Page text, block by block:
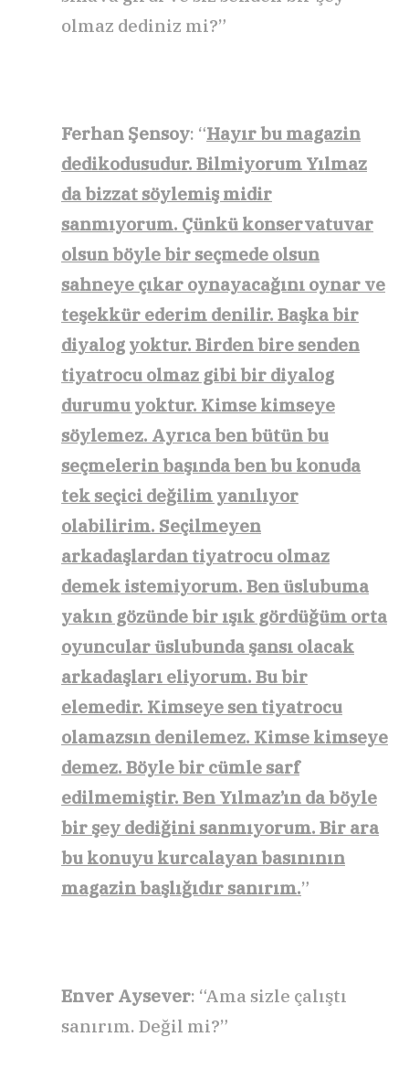
olmaz dediniz mi?”
Ferhan Şensoy: “Hayır bu magazin
dedikodusudur. Bilmiyorum Yılmaz
da bizzat söylemiş midir
sanmıyorum. Çünkü konservatuvar
olsun böyle bir seçmede olsun
sahneye çıkar oynayacağını oynar ve
teşekkür ederim denilir. Başka bir
diyalog yoktur. Birden bire senden
tiyatrocu olmaz gibi bir diyalog
durumu yoktur. Kimse kimseye
söylemez. Ayrıca ben bütün bu
seçmelerin başında ben bu konuda
tek seçici değilim yanılıyor
olabilirim. Seçilmeyen
arkadaşlardan tiyatrocu olmaz
demek istemiyorum. Ben üslubuma
yakın gözünde bir ışık gördüğüm orta
oyuncular üslubunda şansı olacak
arkadaşları eliyorum. Bu bir
elemedir. Kimseye sen tiyatrocu
olamazsın denilemez. Kimse kimseye
demez. Böyle bir cümle sarf
edilmemiştir. Ben Yılmaz’ın da böyle
bir şey dediğini sanmıyorum. Bir ara
bu konuyu kurcalayan basınının
magazin başlığıdır sanırım.”
Enver Aysever: “Ama sizle çalıştı
sanırım. Değil mi?”